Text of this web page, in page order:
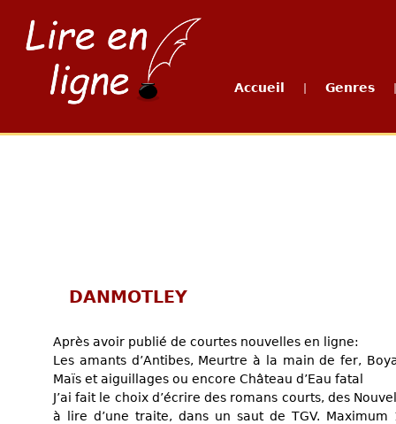
Accueil Genres
DANMOTLEY
Après avoir publié de courtes nouvelles en ligne:
Les amants d’Antibes, Meurtre à la main de fer,
Maïs et aiguillages ou encore Château d’Eau fatal
J’ai fait le choix d’écrire des romans courts, des
à lire d’une traite, dans un saut de TGV. Maximum